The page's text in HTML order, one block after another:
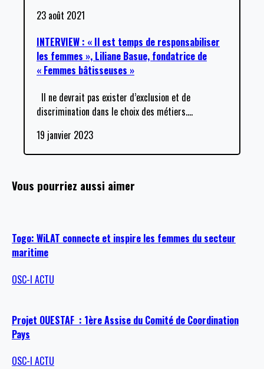
23 août 2021
INTERVIEW : « Il est temps de responsabiliser
les femmes », Liliane Basue, fondatrice de
« Femmes bâtisseuses »
Il ne devrait pas exister d’exclusion et de
discrimination dans le choix des métiers.…
19 janvier 2023
Vous pourriez aussi aimer
Togo: WiLAT connecte et inspire les femmes du secteur
maritime
OSC-I ACTU
Projet OUESTAF : 1ère Assise du Comité de Coordination
Pays
OSC-I ACTU